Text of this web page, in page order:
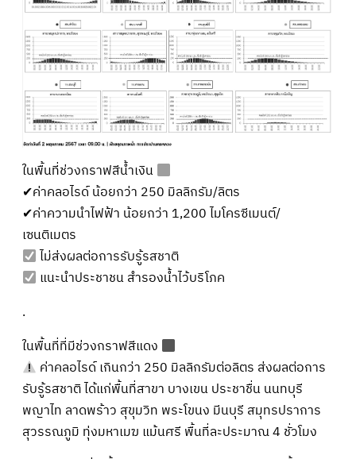
ในพื้นที่ช่วงกราฟสีน้ำเงิน
✔ค่าคลอไรด์ น้อยกว่า 250 มิลลิกรัม/ลิตร
✔ค่าความนำไฟฟ้า น้อยกว่า 1,200 ไมโครซีเมนต์/
เซนติเมตร
ไม่ส่งผลต่อการรับรู้รสชาติ
แนะนำประชาชน สำรองน้ำไว้บริโภค
.
ในพื้นที่ที่มีช่วงกราฟสีแดง
ค่าคลอไรด์ เกินกว่า 250 มิลลิกรัมต่อลิตร ส่งผลต่อการ
รับรู้รสชาติ ได้แก่พื้นที่สาขา บางเขน ประชาชื่น นนทบุรี
พญาไท ลาดพร้าว สุขุมวิท พระโขนง มีนบุรี สมุทรปราการ
สุวรรณภูมิ ทุ่งมหาเมฆ แม้นศรี พื้นที่ละประมาณ 4 ชั่วโมง